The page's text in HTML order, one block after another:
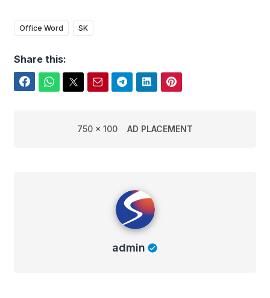
Office Word SK
Share this:
750 x 100 AD PLACEMENT
admin